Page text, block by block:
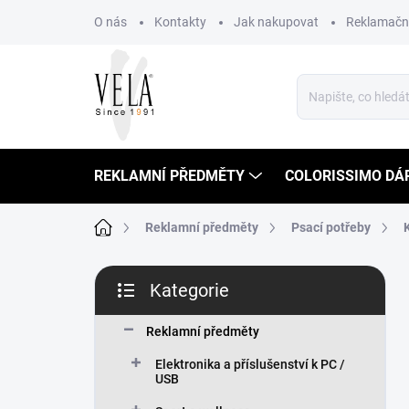
O nás Kontakty Jak nakupovat
REKLAMNÍ PŘEDMĚTY COLORISSIMO
Domů Reklamní předměty Psací potřeby
P
s
kategorie
Kategorie
Reklamní předměty
Elektronika a příslušenství k PC /
USB